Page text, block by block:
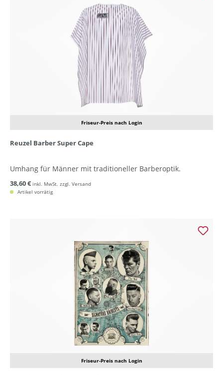
Friseur-Preis nach Login
Reuzel Barber Super Cape
Umhang für Männer mit traditioneller Barberoptik.
38,60 € inkl. MwSt. zzgl. Versand
Artikel vorrätig
Friseur-Preis nach Login